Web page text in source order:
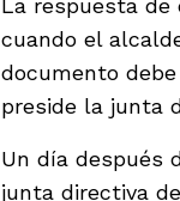
cuando el
documento
preside la junta
Un día después
junta directiva